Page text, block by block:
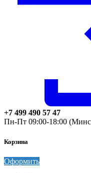
+7 499 490 57 47
Пн-Пт 09:00-18:00
Корзина
Оформить